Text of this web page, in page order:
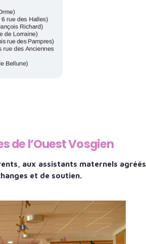
de l’Ouest Vosgien
aux assistants maternels agréés
et de soutien.